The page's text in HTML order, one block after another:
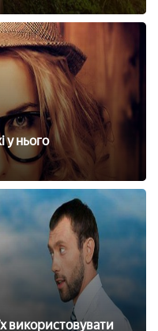
у нього
використовувати